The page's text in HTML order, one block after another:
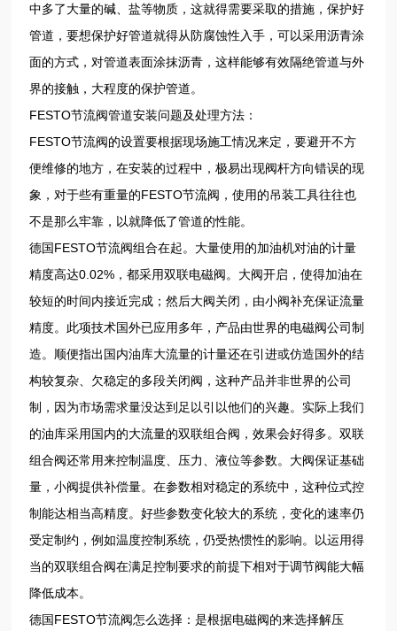
中多了大量的碱、盐等物质，这就得需要采取的措施，保护好
管道，要想保护好管道就得从防腐蚀性入手，可以采用沥青涂
面的方式，对管道表面涂抹沥青，这样能够有效隔绝管道与外
界的接触，大程度的保护管道。
FESTO节流阀管道安装问题及处理方法：
FESTO节流阀的设置要根据现场施工情况来定，要避开不方
便维修的地方，在安装的过程中，极易出现阀杆方向错误的现
象，对于些有重量的FESTO节流阀，使用的吊装工具往往也
不是那么牢靠，以就降低了管道的性能。
德国FESTO节流阀组合在起。大量使用的加油机对油的计量
精度高达0.02%，都采用双联电磁阀。大阀开启，使得加油在
较短的时间内接近完成；然后大阀关闭，由小阀补充保证流量
精度。此项技术国外已应用多年，产品由世界的电磁阀公司制
造。顺便指出国内油库大流量的计量还在引进或仿造国外的结
构较复杂、欠稳定的多段关闭阀，这种产品并非世界的公司
制，因为市场需求量没达到足以引以他们的兴趣。实际上我们
的油库采用国内的大流量的双联组合阀，效果会好得多。双联
组合阀还常用来控制温度、压力、液位等参数。大阀保证基础
量，小阀提供补偿量。在参数相对稳定的系统中，这种位式控
制能达相当高精度。好些参数变化较大的系统，变化的速率仍
受定制约，例如温度控制系统，仍受热惯性的影响。以运用得
当的双联组合阀在满足控制要求的前提下相对于调节阀能大幅
降低成本。
德国FESTO节流阀怎么选择：是根据电磁阀的来选择解压